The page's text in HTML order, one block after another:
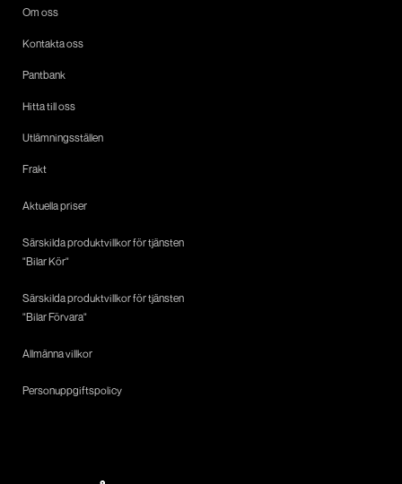
Om oss
Kontakta oss
Pantbank
Hitta till oss
Utlämningsställen
Frakt
Aktuella priser
Särskilda produktvillkor för tjänsten
"Bilar Kör"
Särskilda produktvillkor för tjänsten
"Bilar Förvara"
Allmänna villkor
Personuppgiftspolicy